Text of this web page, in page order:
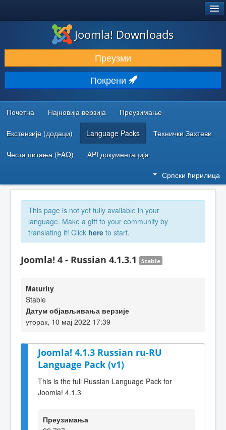
ПРЕУЗИМАЊЕ И ПРОШИРЕЊА (ЕКСТЕНЗИЈЕ)
ОТКРИЈТЕ И НАУЧИТЕ
ЗАЈЕДНИЦА И ПОДРШКА
РЕСУРСИ ЗА РАЗВОЈ
Joomla! Downloads
Преузми
Покрени
Почетна Најновија верзија Преузимање
Екстензије (додаци) Language Packs Технички Захтеви
Честа питања (FAQ) API документација
Српски ћирилица
This page is not yet fully available in your
language. Make a gift to your community by
translating it! Click here to start.
Joomla! 4 - Russian 4.1.3.1 Stable
Maturity
Stable
Датум објављивања верзије
уторак, 10 мај 2022 17:39
Joomla! 4.1.3 Russian ru-RU
Language Pack (v1)
This is the full Russian Language Pack for
Joomla! 4.1.3
Преузимања